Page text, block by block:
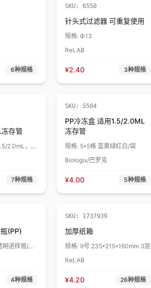
6种规格
SKU: 6550
针头式过滤器 可重复使用
规格: Ф13
ReLAB
¥2.40 3种规格
存管
2.0mL，5
7种规格
SKU: 5504
PP冷冻盒 适用1.5/2.0ML
冻存管
规格: 5*5格 蓝黄绿红白/袋
Biologix/巴罗克
¥4.00 5种规格
(PP)
进样瓶(不
4种规格
SKU: 1737939
加厚纸箱
规格:
9号 235*215*160mm 3层
ReLAB
¥4.20 26种规格